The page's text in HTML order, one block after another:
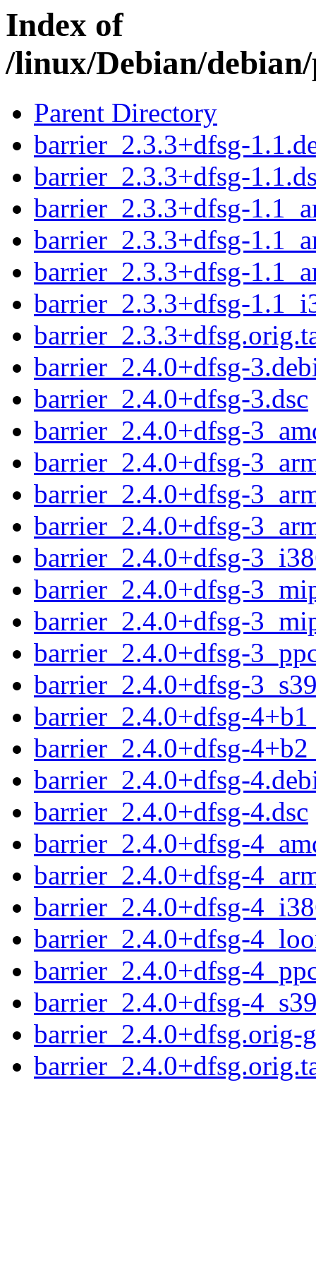
Index of
/linux/Debian/
Parent Directory
barrier_2.3.3+dfsg-
barrier_2.3.3+dfsg-
barrier_2.3.3+dfsg-
barrier_2.3.3+dfsg-
barrier_2.3.3+dfsg-
barrier_2.3.3+dfsg-
barrier_2.4.0+dfsg-
barrier_2.4.0+dfsg-3.dsc
barrier_2.4.0+dfsg-
barrier_2.4.0+dfsg-
barrier_2.4.0+dfsg-
barrier_2.4.0+dfsg-
barrier_2.4.0+dfsg-
barrier_2.4.0+dfsg-
barrier_2.4.0+dfsg-
barrier_2.4.0+dfsg-
barrier_2.4.0+dfsg-
barrier_2.4.0+dfsg-
barrier_2.4.0+dfsg-
barrier_2.4.0+dfsg-
barrier_2.4.0+dfsg-4.dsc
barrier_2.4.0+dfsg-
barrier_2.4.0+dfsg-
barrier_2.4.0+dfsg-
barrier_2.4.0+dfsg-
barrier_2.4.0+dfsg-
barrier_2.4.0+dfsg-
barrier_2.4.0+dfsg.orig-